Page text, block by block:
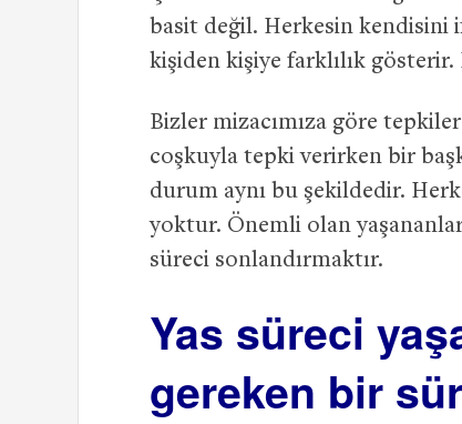
basit değil. Herkesin kendisini
kişiden kişiye farklılık
Bizler mizacımıza göre
coşkuyla tepki verirken bir
durum aynı bu şekildedir.
yoktur. Önemli olan
süreci sonlandırmaktır.
Yas süreci
gereken bir